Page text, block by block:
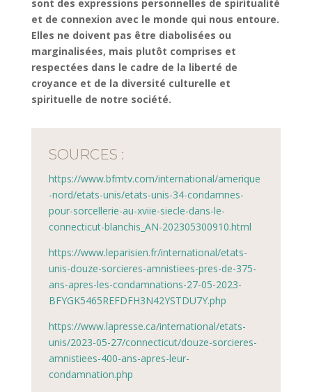
sont des expressions personnelles de spiritualité
et de connexion avec le monde qui nous entoure.
Elles ne doivent pas être diabolisées ou
marginalisées, mais plutôt comprises et
respectées dans le cadre de la liberté de
croyance et de la diversité culturelle et
spirituelle de notre société.
SOURCES :
https://www.bfmtv.com/international/amerique
-nord/etats-unis/etats-unis-34-condamnes-
pour-sorcellerie-au-xviie-siecle-dans-le-
connecticut-blanchis_AN-202305300910.html
https://www.leparisien.fr/international/etats-
unis-douze-sorcieres-amnistiees-pres-de-375-
ans-apres-les-condamnations-27-05-2023-
BFYGK5465REFDFH3N42YSTDU7Y.php
https://www.lapresse.ca/international/etats-
unis/2023-05-27/connecticut/douze-sorcieres-
amnistiees-400-ans-apres-leur-
condamnation.php